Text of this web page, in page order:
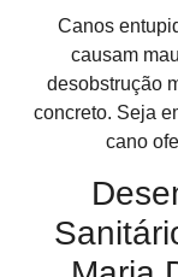
Canos
causam
desobstrução
concreto. Seja
cano